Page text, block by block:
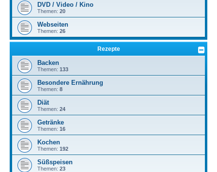
DVD / Video / Kino
Themen: 20
Webseiten
Themen: 26
Rezepte
Backen
Themen: 133
Besondere Ernährung
Themen: 8
Diät
Themen: 24
Getränke
Themen: 16
Kochen
Themen: 192
Süßspeisen
Themen: 23